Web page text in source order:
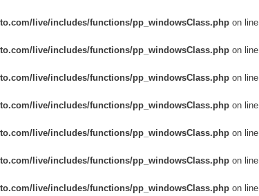
live/includes/functions/pp_windowsClass.phpon line
live/includes/functions/pp_windowsClass.phpon line
live/includes/functions/pp_windowsClass.phpon line
live/includes/functions/pp_windowsClass.phpon line
live/includes/functions/pp_windowsClass.phpon line
live/includes/functions/pp_windowsClass.phpon line
live/includes/functions/pp_windowsClass.phpon line